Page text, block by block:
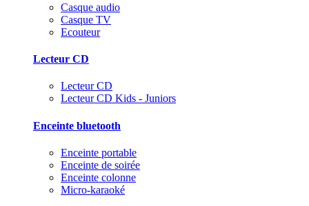
Casque audio
Casque TV
Ecouteur
Lecteur CD
Lecteur CD
Lecteur CD Kids - Juniors
Enceinte bluetooth
Enceinte portable
Enceinte de soirée
Enceinte colonne
Micro-karaoké